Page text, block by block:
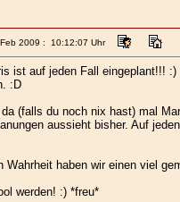
2009 : 10:12:07 Uhr
ist auf jeden Fall eingeplant!!!
:D
(falls du noch nix hast) mal
aussieht bisher. Auf
Wahrheit haben wir einen viel
werden! :) *freu*